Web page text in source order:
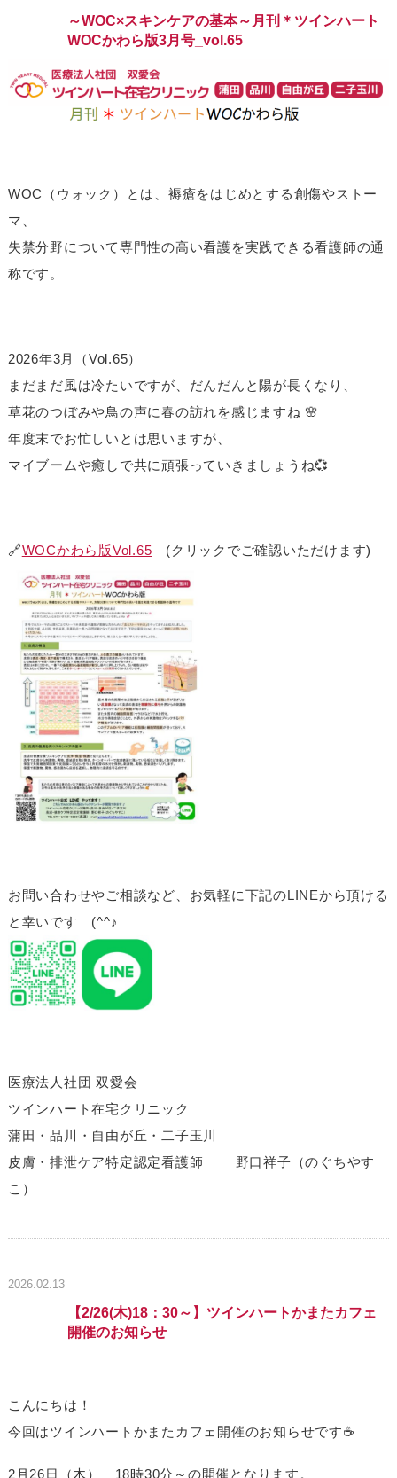
～WOC×スキンケアの基本～月刊＊ツインハート
WOCかわら版3月号_vol.65
WOC（ウォック）とは、褥瘡をはじめとする創傷やストー
マ、
失禁分野について専門性の高い看護を実践できる看護師の通
称です。
2026年3月（Vol.65）
まだまだ風は冷たいですが、だんだんと陽が長くなり、
草花のつぼみや鳥の声に春の訪れを感じますね 🌸
年度末でお忙しいとは思いますが、
マイブームや癒しで共に頑張っていきましょうね💞
🔗WOCかわら版Vol.65 (クリックでご確認いただけます)
お問い合わせやご相談など、お気軽に下記のLINEから頂ける
と幸いです (^^♪
医療法人社団 双愛会
ツインハート在宅クリニック
蒲田・品川・自由が丘・二子玉川
皮膚・排泄ケア特定認定看護師 野口祥子（のぐちやす
こ）
2026.02.13
【2/26(木)18：30～】ツインハートかまたカフェ
開催のお知らせ
こんにちは！
今回はツインハートかまたカフェ開催のお知らせです☕
2月26日（木） 18時30分～の開催となります。